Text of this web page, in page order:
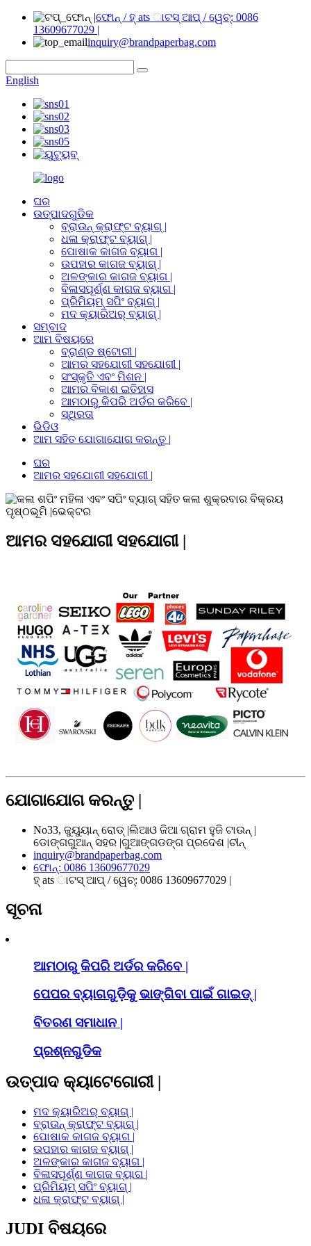
ଫୋନ୍ / ହ୍ ats ାଟସ୍ ଆପ୍ / ୱେଚ୍: 0086
13609677029 |
inquiry@brandpaperbag.com
English
ଘର
ଉତ୍ପାଦଗୁଡିକ
ବ୍ରାଉନ୍ କ୍ରାଫ୍ଟ ବ୍ୟାଗ୍ |
ଧଳା କ୍ରାଫ୍ଟ ବ୍ୟାଗ୍ |
ପୋଷାକ କାଗଜ ବ୍ୟାଗ |
ଉପହାର କାଗଜ ବ୍ୟାଗ୍ |
ଅଳଙ୍କାର କାଗଜ ବ୍ୟାଗ |
ବିଳାସପୂର୍ଣ୍ଣ କାଗଜ ବ୍ୟାଗ |
ପ୍ରିମିୟମ୍ ସପିଂ ବ୍ୟାଗ୍ |
ମଦ କ୍ୟାରିଅର୍ ବ୍ୟାଗ୍ |
ସମ୍ବାଦ
ଆମ ବିଷୟରେ
ବ୍ରାଣ୍ଡ ଷ୍ଟୋରୀ |
ଆମର ସହଯୋଗୀ ସହଯୋଗୀ |
ସଂସ୍କୃତି ଏବଂ ମିଶନ |
ଆମର ବିକାଶ ଇତିହାସ
ଆମଠାରୁ କିପରି ଅର୍ଡର କରିବେ |
ସ୍ଥିରତା
ଭିଡିଓ
ଆମ ସହିତ ଯୋଗାଯୋଗ କରନ୍ତୁ |
ଘର
ଆମର ସହଯୋଗୀ ସହଯୋଗୀ |
ଆମର ସହଯୋଗୀ ସହଯୋଗୀ |
ଯୋଗାଯୋଗ କରନ୍ତୁ |
No33, ଜୁୟୁୟାନ୍ ରୋଡ୍ |ଲିଆଓ ଜିଆ ଗ୍ରାମ ହୁଜି ଟାଉନ୍ |
ଡୋଙ୍ଗଗୁଆନ୍ ସହର |ଗୁଆଙ୍ଗଡଙ୍ଗ ପ୍ରଦେଶ |ଚୀନ୍
inquiry@brandpaperbag.com
ଫୋନ୍: 0086 13609677029
ହ୍ ats ାଟସ୍ ଆପ୍ / ୱେଚ୍: 0086 13609677029 |
ସୂଚନା
ଆମଠାରୁ କିପରି ଅର୍ଡର କରିବେ |
ପେପର ବ୍ୟାଗଗୁଡ଼ିକୁ ଭାଙ୍ଗିବା ପାଇଁ ଗାଇଡ୍ |
ବିତରଣ ସମାଧାନ |
ପ୍ରଶ୍ନଗୁଡିକ
ଉତ୍ପାଦ କ୍ୟାଟେଗୋରୀ |
ମଦ କ୍ୟାରିଅର୍ ବ୍ୟାଗ୍ |
ବ୍ରାଉନ୍ କ୍ରାଫ୍ଟ ବ୍ୟାଗ୍ |
ପୋଷାକ କାଗଜ ବ୍ୟାଗ |
ଉପହାର କାଗଜ ବ୍ୟାଗ୍ |
ଅଳଙ୍କାର କାଗଜ ବ୍ୟାଗ |
ବିଳାସପୂର୍ଣ୍ଣ କାଗଜ ବ୍ୟାଗ |
ପ୍ରିମିୟମ୍ ସପିଂ ବ୍ୟାଗ୍ |
ଧଳା କ୍ରାଫ୍ଟ ବ୍ୟାଗ୍ |
JUDI ବିଷୟରେ